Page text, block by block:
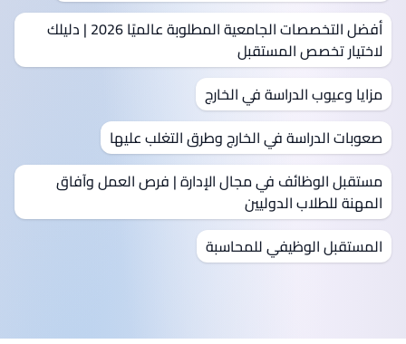
أفضل التخصصات الجامعية المطلوبة عالميًا 2026 | دليلك
لاختيار تخصص المستقبل
مزايا وعيوب الدراسة في الخارج
صعوبات الدراسة في الخارج وطرق التغلب عليها
مستقبل الوظائف في مجال الإدارة | فرص العمل وآفاق
المهنة للطلاب الدوليين
المستقبل الوظيفي للمحاسبة